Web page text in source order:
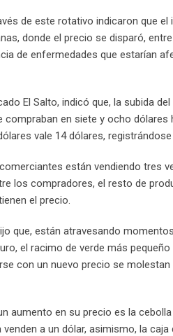
de este rotativo indicaron que
donde el precio se disparó,
de enfermedades que estarían
El Salto, indicó que, la subida
en siete y ocho
vale 14 dólares,
están vendiendo tres
los compradores, el resto de
el precio.
que, están atravesando
el racimo de verde más
con un nuevo precio se
aumento en su precio es la
a un dólar, asimismo, la